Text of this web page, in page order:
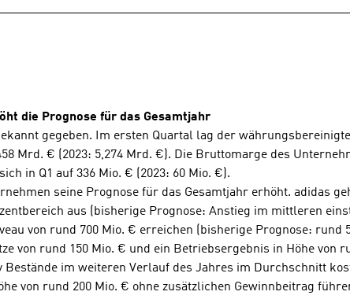
die Prognose für das Gesamtjahr
gegeben. Im ersten Quartal lag der
Mrd. € (2023: 5,274 Mrd. €). Die Bruttomarge des
in Q1 auf 336 Mio. € (2023: 60 Mio. €).
seine Prognose für das Gesamtjahr erhöht. adidas
aus (bisherige Prognose: Anstieg im mittleren
von rund 700 Mio. € erreichen (bisherige Prognose: rund
von rund 150 Mio. € und ein Betriebsergebnis in Höhe von
Bestände im weiteren Verlauf des Jahres im Durchschnitt
von rund 200 Mio. € ohne zusätzlichen Gewinnbeitrag